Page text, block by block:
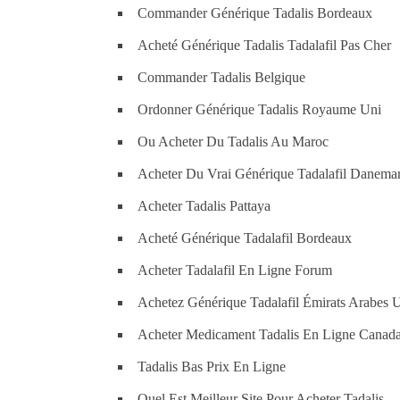
Commander Générique Tadalis Bordeaux
Acheté Générique Tadalis Tadalafil Pas Cher
Commander Tadalis Belgique
Ordonner Générique Tadalis Royaume Uni
Ou Acheter Du Tadalis Au Maroc
Acheter Du Vrai Générique Tadalafil
Acheter Tadalis Pattaya
Acheté Générique Tadalafil Bordeaux
Acheter Tadalafil En Ligne Forum
Achetez Générique Tadalafil Émirats Arabes
Acheter Medicament Tadalis En Ligne Canada
Tadalis Bas Prix En Ligne